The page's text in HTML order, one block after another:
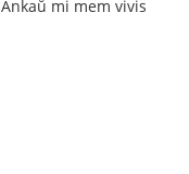
mi mem vivis